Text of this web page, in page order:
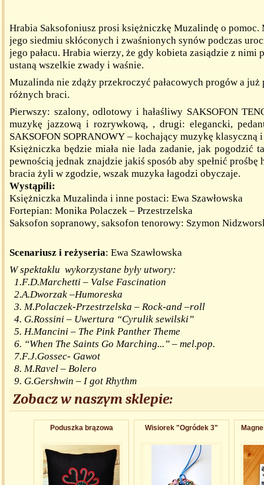
Hrabia Saksofoniusz prosi księżniczkę Muzalindę o pomoc.
jego siedmiu skłóconych i zwaśnionych synów podczas
jego pałacu. Hrabia wierzy, że gdy kobieta zasiądzie z nimi
ustaną wszelkie zwady i waśnie.
Muzalinda nie zdąży przekroczyć pałacowych progów a
różnych braci.
Pierwszy: szalony, odlotowy i hałaśliwy SAKSOFON
muzykę jazzową i rozrywkową, , drugi: elegancki,
SAKSOFON SOPRANOWY – kochający muzykę klasyczną
Księżniczka będzie miała nie lada zadanie, jak pogodzić
pewnością jednak znajdzie jakiś sposób aby spełnić prośbę
bracia żyli w zgodzie, wszak muzyka łagodzi obyczaje.
Wystąpili:
Księżniczka Muzalinda i inne postaci: Ewa Szawłowska
Fortepian: Monika Polaczek – Przestrzelska
Saksofon sopranowy, saksofon tenorowy: Szymon
Scenariusz i reżyseria: Ewa Szawłowska
W spektaklu wykorzystane były utwory:
1.F.D.Marchetti – Valse Fascination
2.A.Dworzak –Humoreska
3. M.Polaczek-Przestrzelska – Rock-and –roll
4. G.Rossini – Uwertura “Cyrulik sewilski”
5. H.Mancini – The Pink Panther Theme
6. “When The Saints Go Marching...” – mel.pop.
7.F.J.Gossec- Gawot
8. M.Ravel – Bolero
9. G.Gershwin – I got Rhythm
Zobacz w naszym sklepie:
Poduszka brązowa Wisiorek "Ogródek 3"